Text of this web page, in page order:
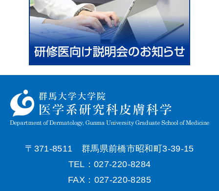
〒371-8511 群馬県前橋市昭和町3-39-15
TEL：027-220-8284
FAX：027-220-8285